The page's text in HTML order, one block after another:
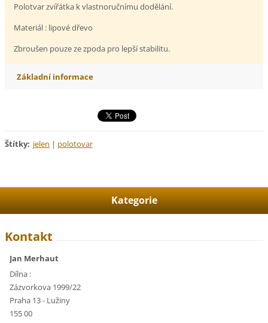
Polotvar zvířátka k vlastnoručnímu dodělání.
Materiál : lipové dřevo
Zbroušen pouze ze zpoda pro lepší stabilitu.
Základní informace
Štítky: jelen | polotovar
Kategorie
Kontakt
Jan Merhaut
Dílna :
Zázvorkova 1999/22
Praha 13 - Lužiny
155 00